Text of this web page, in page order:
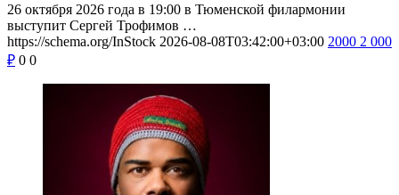
26 октября 2026 года в 19:00 в Тюменской филармонии
выступит Сергей Трофимов …
https://schema.org/InStock 2026-08-08T03:42:00+03:00 2000 2 000
₽ 0 0